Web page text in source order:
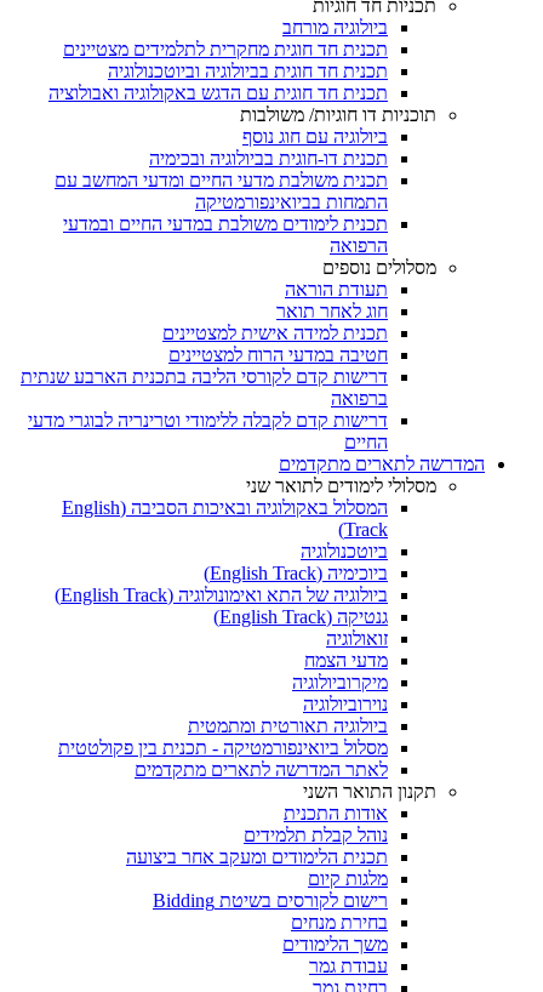
תכניות חד חוגיות
ביולוגיה מורחב
תכנית חד חוגית מחקרית לתלמידים מצטיינים
תכנית חד חוגית בביולוגיה וביוטכנולוגיה
תכנית חד חוגית עם הדגש באקולוגיה ואבולוציה
תוכניות דו חוגיות/ משולבות
ביולוגיה עם חוג נוסף
תכנית דו-חוגית בביולוגיה ובכימיה
תכנית משולבת מדעי החיים ומדעי המחשב עם
התמחות בביואינפורמטיקה
תכנית לימודים משולבת במדעי החיים ובמדעי
הרפואה
מסלולים נוספים
תעודת הוראה
חוג לאחר תואר
תכנית למידה אישית למצטיינים
חטיבה במדעי הרוח למצטיינים
דרישות קדם לקורסי הליבה בתכנית הארבע שנתית
ברפואה
דרישות קדם לקבלה ללימודי וטרינריה לבוגרי מדעי
החיים
המדרשה לתארים מתקדמים
מסלולי לימודים לתואר שני
המסלול באקולוגיה ובאיכות הסביבה (English
Track)
ביוטכנולוגיה
ביוכימיה (English Track)
ביולוגיה של התא ואימונולוגיה (English Track)
גנטיקה (English Track)
זואולוגיה
מדעי הצמח
מיקרוביולוגיה
נוירוביולוגיה
ביולוגיה תאורטית ומתמטית
מסלול ביואינפורמטיקה - תכנית בין פקולטטית
לאתר המדרשה לתארים מתקדמים
תקנון התואר השני
אודות התכנית
נוהל קבלת תלמידים
תכנית הלימודים ומעקב אחר ביצועה
מלגות קיום
רישום לקורסים בשיטת Bidding
בחירת מנחים
משך הלימודים
עבודת גמר
בחינת גמר